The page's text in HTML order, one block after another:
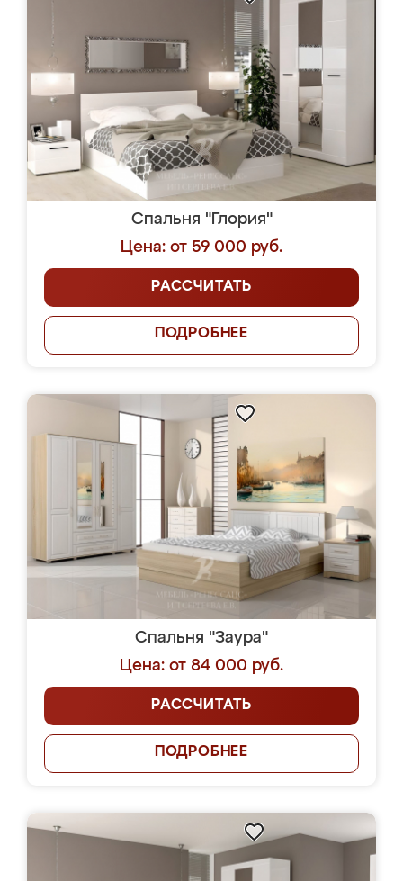
Спальня "Глория"
Цена: от 59 000 руб.
РАССЧИТАТЬ
ПОДРОБНЕЕ
Спальня "Заура"
Цена: от 84 000 руб.
РАССЧИТАТЬ
ПОДРОБНЕЕ